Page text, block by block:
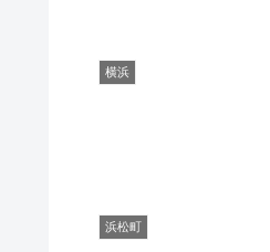
横浜
浜松町